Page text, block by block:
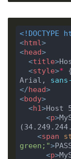
<!DOCTYPE
<html>
<head>
<title>
<style>*
Arial,
</head>
<body>
<h1>Host
<p>
<span
green;">
<p>